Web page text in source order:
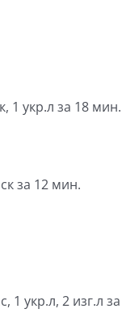
1 укр.л за 18 мин.
за 12 мин.
1 укр.л, 2 изг.л за